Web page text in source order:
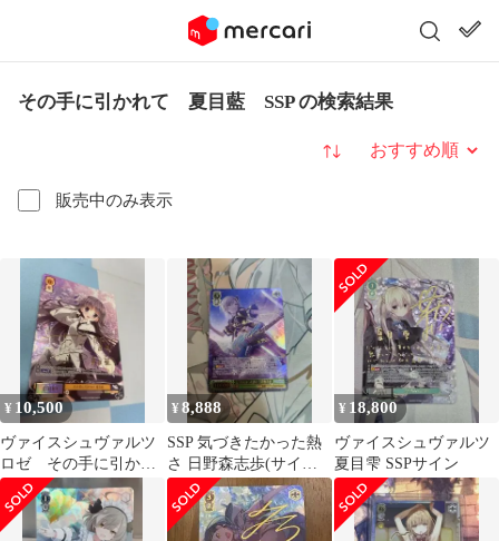
その手に引かれて 夏目藍 SSP の検索結果
販売中のみ表示
並び替え
¥ 10,500
ヴァイスシュヴァルツ
ロゼ その手に引かれ
て 夏目藍 SSP
¥8,888
SSP 気づきたかった熱
さ 日野森志歩(サイン
入り)
¥ 18,800
ヴァイスシュヴァルツ
夏目雫 SSPサイン